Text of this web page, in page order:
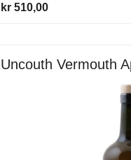
kr 510,00
Uncouth Vermouth